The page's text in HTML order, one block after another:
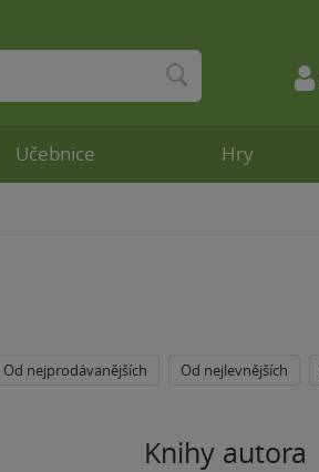
Od nejprodávanějších Od nejlevnějších
Knihy autora
Učebnice Hry